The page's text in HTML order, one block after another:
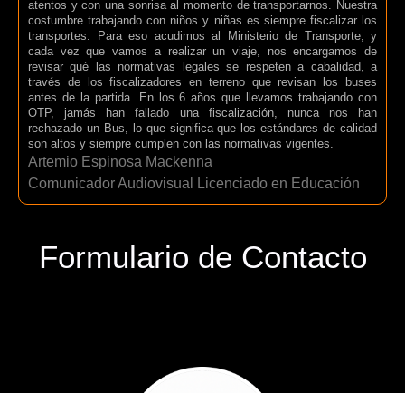
atentos y con una sonrisa al momento de transportarnos. Nuestra
costumbre trabajando con niños y niñas es siempre fiscalizar los
transportes. Para eso acudimos al Ministerio de Transporte, y
cada vez que vamos a realizar un viaje, nos encargamos de
revisar qué las normativas legales se respeten a cabalidad, a
través de los fiscalizadores en terreno que revisan los buses
antes de la partida. En los 6 años que llevamos trabajando con
OTP, jamás han fallado una fiscalización, nunca nos han
rechazado un Bus, lo que significa que los estándares de calidad
son altos y siempre cumplen con las normativas vigentes.
Artemio Espinosa Mackenna
Comunicador Audiovisual Licenciado en Educación
Formulario de Contacto